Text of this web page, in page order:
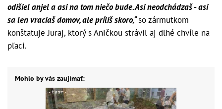
odišiel anjel a asi na tom niečo bude. Asi neodchádzaš - asi
sa len vraciaš domov, ale príliš skoro,“so zármutkom
konštatuje Juraj, ktorý s Aničkou strávil aj dlhé chvíle na
pľaci.
Mohlo by vás zaujímať: